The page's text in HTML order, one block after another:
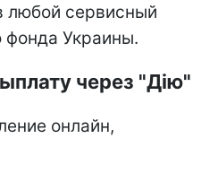
любой сервисный
фонда Украины.
через "Дію"
онлайн,